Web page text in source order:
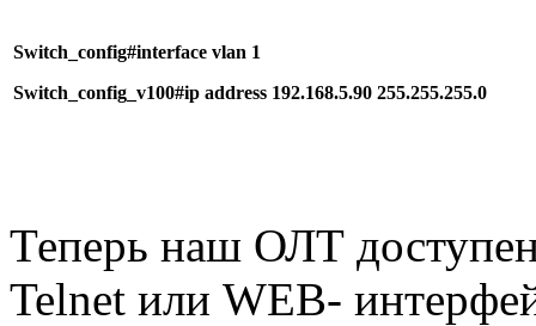
Switch_config#interface vlan 1
Switch_config_v100#ip address 192.168.5.90 255.255.255.0
Теперь наш ОЛТ
Telnet или WEB-